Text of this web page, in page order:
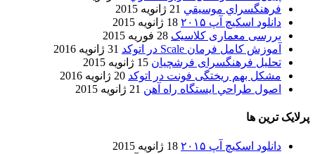
فرهنگسراي موسيقي 21 ژانویه 2015
دانلود اسکیچ آپ ۲۰۱۵
18 ژانویه 2015
بررسی معماری کلاسیک 28 فوریه 2015
آموزش کامل فرمان Scale در اتوکد
31 ژانویه 2016
تحلیل فرهنگسرای فرشچیان 15 ژانویه 2015
مشکل بهم ریختگی فونت در اتوکد 20 ژانویه 2016
اصول طراحي ایستگاه راه آهن 21 ژانویه 2015
پرلایک ترین ها
دانلود اسکیچ آپ ۲۰۱۵
18 ژانویه 2015